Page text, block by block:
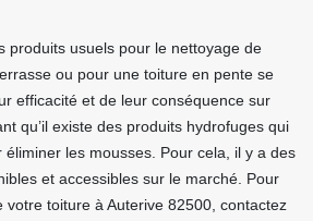
produits usuels pour le nettoyage de
ou pour une toiture en pente se
efficacité et de leur conséquence sur
qu’il existe des produits hydrofuges qui
les mousses. Pour cela, il y a des
et accessibles sur le marché. Pour
votre toiture à Auterive 82500, contactez